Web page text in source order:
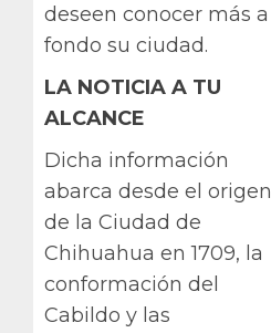
deseen conocer más a
fondo su ciudad.
LA NOTICIA A TU
ALCANCE
Dicha información
abarca desde el origen
de la Ciudad de
Chihuahua en 1709, la
conformación del
Cabildo y las